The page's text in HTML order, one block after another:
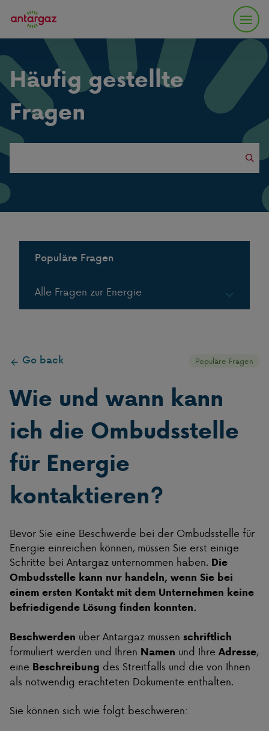
Häufig gestellte
Fragen
Populäre Fragen
Alle Fragen zur Energie
Gas in Tanks
LPG
Go back Populäre Fragen
Wie und wann kann
ich die Ombudsstelle
für Energie
kontaktieren?
Bevor Sie eine Beschwerde bei der Ombudsstelle für
Energie einreichen können, müssen Sie erst einige
Schritte bei Antargaz unternommen haben. Die
Ombudsstelle kann nur handeln, wenn Sie bei
einem ersten Kontakt mit dem Unternehmen keine
befriedigende Lösung finden konnten.
Beschwerden über Antargaz müssen schriftlich
formuliert werden und Ihren Namen und Ihre Adresse,
eine Beschreibung des Streitfalls und die von Ihnen
als notwendig erachteten Dokumente enthalten.
Sie können sich wie folgt beschweren: